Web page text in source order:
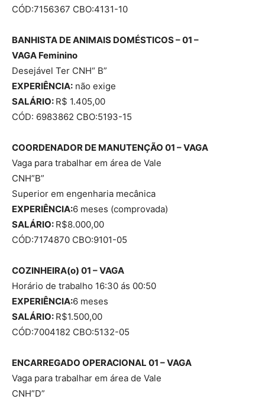
CÓD:7156367 CBO:4131-10
BANHISTA DE ANIMAIS DOMÉSTICOS – 01 –
VAGA Feminino
Desejável Ter CNH“ B”
EXPERIÊNCIA: não exige
SALÁRIO: R$ 1.405,00
CÓD: 6983862 CBO:5193-15
COORDENADOR DE MANUTENÇÃO 01 – VAGA
Vaga para trabalhar em área de Vale
CNH”B”
Superior em engenharia mecânica
EXPERIÊNCIA:6 meses (comprovada)
SALÁRIO: R$8.000,00
CÓD:7174870 CBO:9101-05
COZINHEIRA(o) 01 – VAGA
Horário de trabalho 16:30 ás 00:50
EXPERIÊNCIA:6 meses
SALÁRIO: R$1.500,00
CÓD:7004182 CBO:5132-05
ENCARREGADO OPERACIONAL 01 – VAGA
Vaga para trabalhar em área de Vale
CNH”D”